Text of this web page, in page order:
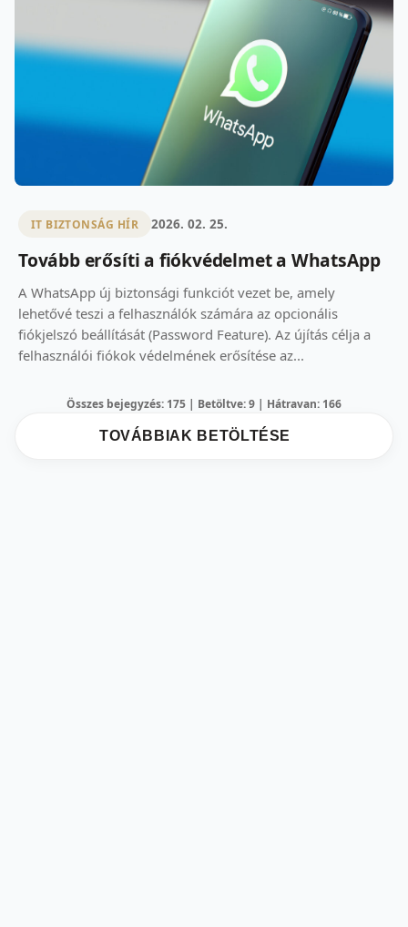
IT BIZTONSÁG HÍR 2026. 02. 25.
Tovább erősíti a fiókvédelmet a WhatsApp
A WhatsApp új biztonsági funkciót vezet be, amely
lehetővé teszi a felhasználók számára az opcionális
fiókjelszó beállítását (Password Feature). Az újítás célja a
felhasználói fiókok védelmének erősítése az...
Összes bejegyzés: 175 | Betöltve: 9 | Hátravan: 166
TOVÁBBIAK BETÖLTÉSE